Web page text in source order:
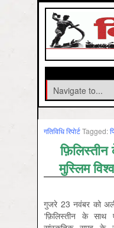
गतिविधि रिपोर्टTagged:
मुस्लिम
गुजरे 23 नवंबर को
‘फ़ि‍लिस्तीन के साथ